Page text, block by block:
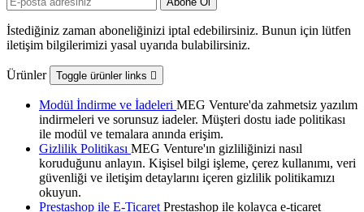
İstediğiniz zaman aboneliğinizi iptal edebilirsiniz. Bunun için lütfen
iletişim bilgilerimizi yasal uyarıda bulabilirsiniz.
Ürünler Toggle ürünler links 
Modül İndirme ve İadeleri MEG Venture'da zahmetsiz yazılım
indirmeleri ve sorunsuz iadeler. Müşteri dostu iade politikası
ile modül ve temalara anında erişim.
Gizlilik Politikası MEG Venture'ın gizliliğinizi nasıl
koruduğunu anlayın. Kişisel bilgi işleme, çerez kullanımı, veri
güvenliği ve iletişim detaylarını içeren gizlilik politikamızı
okuyun.
Prestashop ile E-Ticaret Prestashop ile kolayca e-ticaret